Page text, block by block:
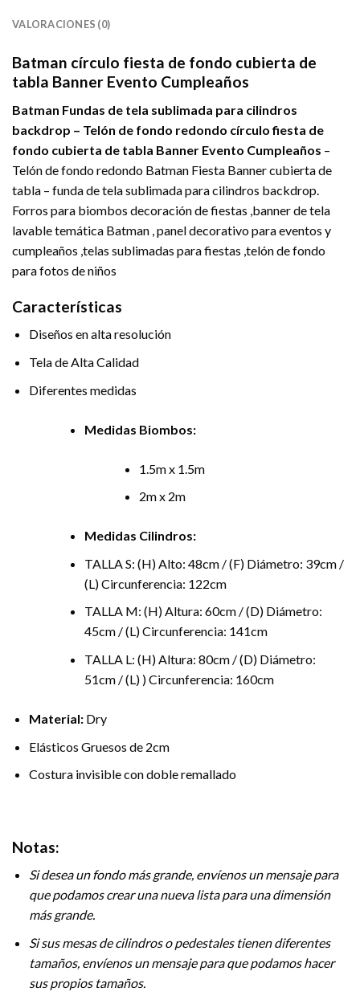
VALORACIONES (0)
Batman círculo fiesta de fondo cubierta de
tabla Banner Evento Cumpleaños
Batman Fundas de tela sublimada para cilindros
backdrop – Telón de fondo redondo círculo fiesta de
fondo cubierta de tabla Banner Evento Cumpleaños –
Telón de fondo redondo Batman Fiesta Banner cubierta de
tabla – funda de tela sublimada para cilindros backdrop.
Forros para biombos decoración de fiestas ,banner de tela
lavable temática Batman , panel decorativo para eventos y
cumpleaños ,telas sublimadas para fiestas ,telón de fondo
para fotos de niños
Características
Diseños en alta resolución
Tela de Alta Calidad
Diferentes medidas
Medidas Biombos:
1.5m x 1.5m
2m x 2m
Medidas Cilindros:
TALLA S: (H) Alto: 48cm / (F) Diámetro: 39cm /
(L) Circunferencia: 122cm
TALLA M: (H) Altura: 60cm / (D) Diámetro:
45cm / (L) Circunferencia: 141cm
TALLA L: (H) Altura: 80cm / (D) Diámetro:
51cm / (L) ) Circunferencia: 160cm
Material:Dry
Elásticos Gruesos de 2cm
Costura invisible con doble remallado
Notas:
Si desea un fondo más grande, envíenos un mensaje para
que podamos crear una nueva lista para una dimensión
más grande.
Si sus mesas de cilindros o pedestales tienen diferentes
tamaños, envíenos un mensaje para que podamos hacer
sus propios tamaños.